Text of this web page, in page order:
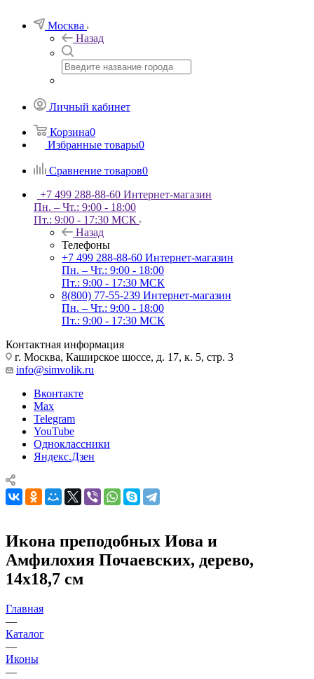
Москва
Назад
Личный кабинет
Корзина0
Избранные товары0
Сравнение товаров0
+7 499 288-88-60 Интернет-магазин
Пн. – Чт.: 9:00 - 18:00
Пт.: 9:00 - 17:30 МСК
Назад
Телефоны
+7 499 288-88-60 Интернет-магазин
Пн. – Чт.: 9:00 - 18:00
Пт.: 9:00 - 17:30 МСК
8(800) 77-55-239 Интернет-магазин
Пн. – Чт.: 9:00 - 18:00
Пт.: 9:00 - 17:30 МСК
Контактная информация
г. Москва, Каширское шоссе, д. 17, к. 5, стр. 3
info@simvolik.ru
Вконтакте
Max
Telegram
YouTube
Одноклассники
Яндекс.Дзен
Икона преподобных Иова и
Амфилохия Почаевских, дерево,
14х18,7 см
Главная
—
Каталог
—
Иконы
—